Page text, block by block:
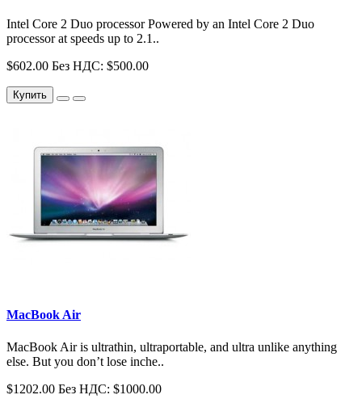
Intel Core 2 Duo processor Powered by an Intel Core 2 Duo
processor at speeds up to 2.1..
$602.00 Без НДС: $500.00
Купить
MacBook Air
MacBook Air is ultrathin, ultraportable, and ultra unlike anything
else. But you don’t lose inche..
$1202.00 Без НДС: $1000.00